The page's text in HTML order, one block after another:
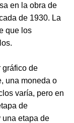
en la obra de
de 1930. La
que los
gráfico de
una moneda o
varía, pero en
de
una etapa de